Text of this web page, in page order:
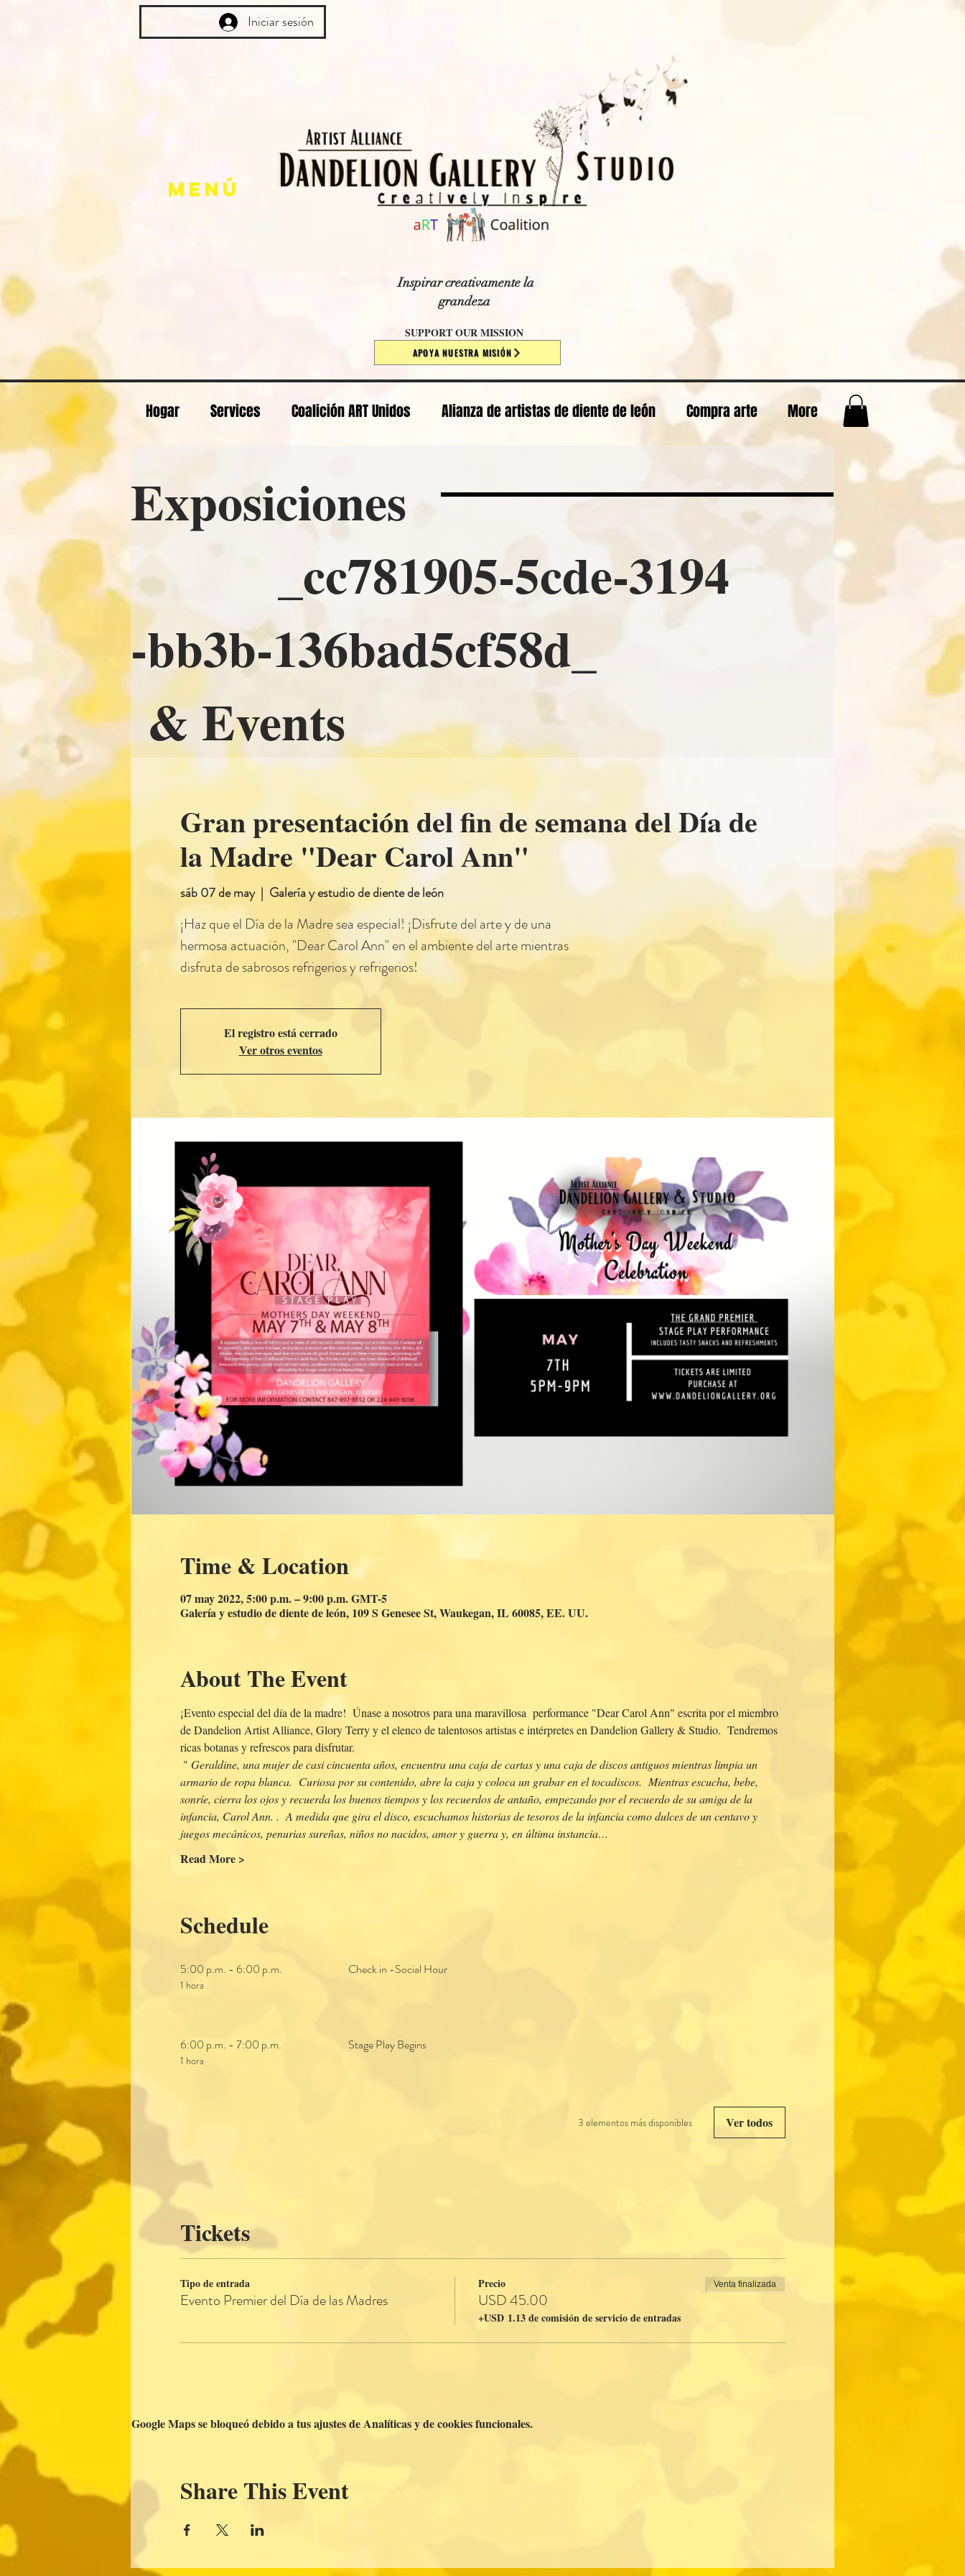
Iniciar sesión
Menú
​​​Inspirar creativamente la
grandeza
SUPPORT OUR MISSION
APOYA NUESTRA MISIÓN
Hogar Services Coalición ART Unidos Alianza de artistas de diente de león Compra arte More
Exposiciones
_cc781905-5cde-3194
-bb3b-136bad5cf58d_
& Events
Gran presentación del fin de semana del Día de
la Madre "Dear Carol Ann"
sáb 07 de may
  |
Galería y estudio de diente de león
¡Haz que el Día de la Madre sea especial! ¡Disfrute del arte y de una
hermosa actuación, "Dear Carol Ann" en el ambiente del arte mientras
disfruta de sabrosos refrigerios y refrigerios!
El registro está cerrado
Ver otros eventos
Time & Location
07 may 2022, 5:00 p.m. – 9:00 p.m. GMT-5
Galería y estudio de diente de león, 109 S Genesee St, Waukegan, IL 60085, EE. UU.
About The Event
¡Evento especial del día de la madre!  Únase a nosotros para una maravillosa  performance "Dear Carol Ann" escrita por el miembro
de Dandelion Artist Alliance, Glory Terry y el elenco de talentosos artistas e intérpretes en Dandelion Gallery & Studio.  Tendremos
ricas botanas y refrescos para disfrutar.
" Geraldine, una mujer de casi cincuenta años, encuentra una caja de cartas y una caja de discos antiguos mientras limpia un
armario de ropa blanca.  Curiosa por su contenido, abre la caja y coloca un grabar en el tocadiscos.  Mientras escucha, bebe,
sonríe, cierra los ojos y recuerda los buenos tiempos y los recuerdos de antaño, empezando por el recuerdo de su amiga de la
infancia, Carol Ann. .  A medida que gira el disco, escuchamos historias de tesoros de la infancia como dulces de un centavo y
juegos mecánicos, penurias sureñas, niños no nacidos, amor y guerra y, en última instancia…
Read More >
Schedule
5:00 p.m. - 6:00 p.m.
1 hora
Check in -Social Hour
6:00 p.m. - 7:00 p.m.
1 hora
Stage Play Begins
3 elementos más disponibles Ver todos
Tickets
Tipo de entrada
Evento Premier del Día de las Madres
Precio
USD 45.00
+USD 1.13 de comisión de servicio de entradas
Venta finalizada
Google Maps se bloqueó debido a tus ajustes de Analíticas y de cookies funcionales.
Share This Event